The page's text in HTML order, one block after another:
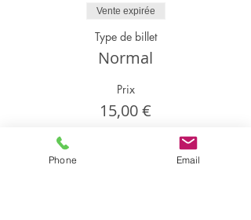
Vente expirée
Type de billet
Normal
Prix
15,00 €
Phone Email